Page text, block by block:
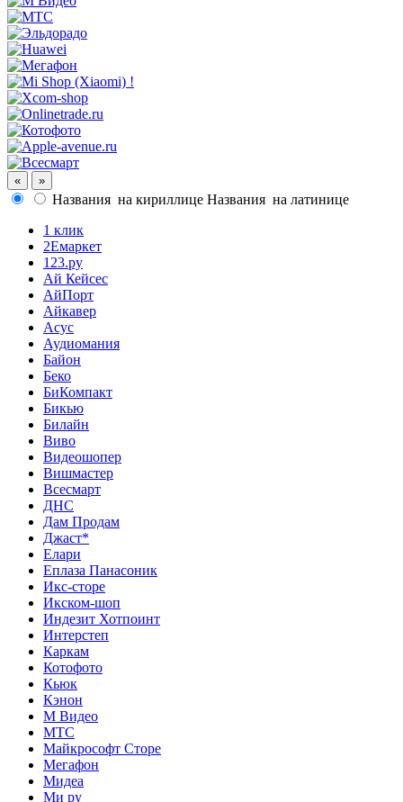
« »
Названия на кириллице Названия на латинице
1 клик
2Емаркет
123.ру
Ай Кейсес
АйПорт
Айкавер
Асус
Аудиомания
Байон
Беко
БиКомпакт
Бикью
Билайн
Виво
Видеошопер
Вишмастер
Всесмарт
ДНС
Дам Продам
Джаст*
Елари
Еплаза Панасоник
Икс-сторе
Икском-шоп
Индезит Хотпоинт
Интерстеп
Каркам
Котофото
Кьюк
Кэнон
М Видео
МТС
Майкрософт Сторе
Мегафон
Мидеа
Ми ру